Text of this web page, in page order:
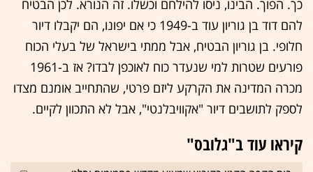
כך. הפוך. הבינו, ניסו להילחם וכשלו. זה הנורא. לכן הבטיח
להם דוד בן גוריון עוד ב-1949 כי אם יפונו, הם יקבלו דיור
חלופי. בן גוריון הבטיח, אבל ממתי בישראל של בעלי הכוח
פורעים שטרות למי שנעדר כוח לאוכפן לבדו? אז ב-1961
מכרה המדינה את הקרקע ליזם פרטי, שהתחייב אומנם מצדו
לספק לתושבים דיור "אקוויבלנטי", אבל לא התכוון לקיים.
קיראו עוד ב"גלובס"